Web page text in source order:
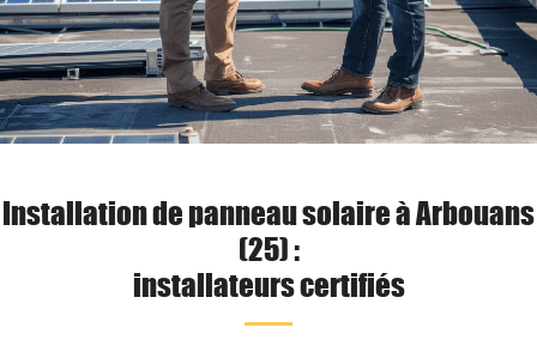
Installation de panneau solaire à Arbouans
(25) :
installateurs certifiés